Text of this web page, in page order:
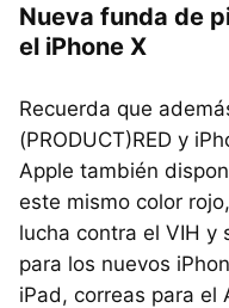
Nueva funda de
el iPhone X
Recuerda que
(PRODUCT)RED y
Apple también
este mismo color
lucha contra el VIH y
para los nuevos
iPad, correas para el